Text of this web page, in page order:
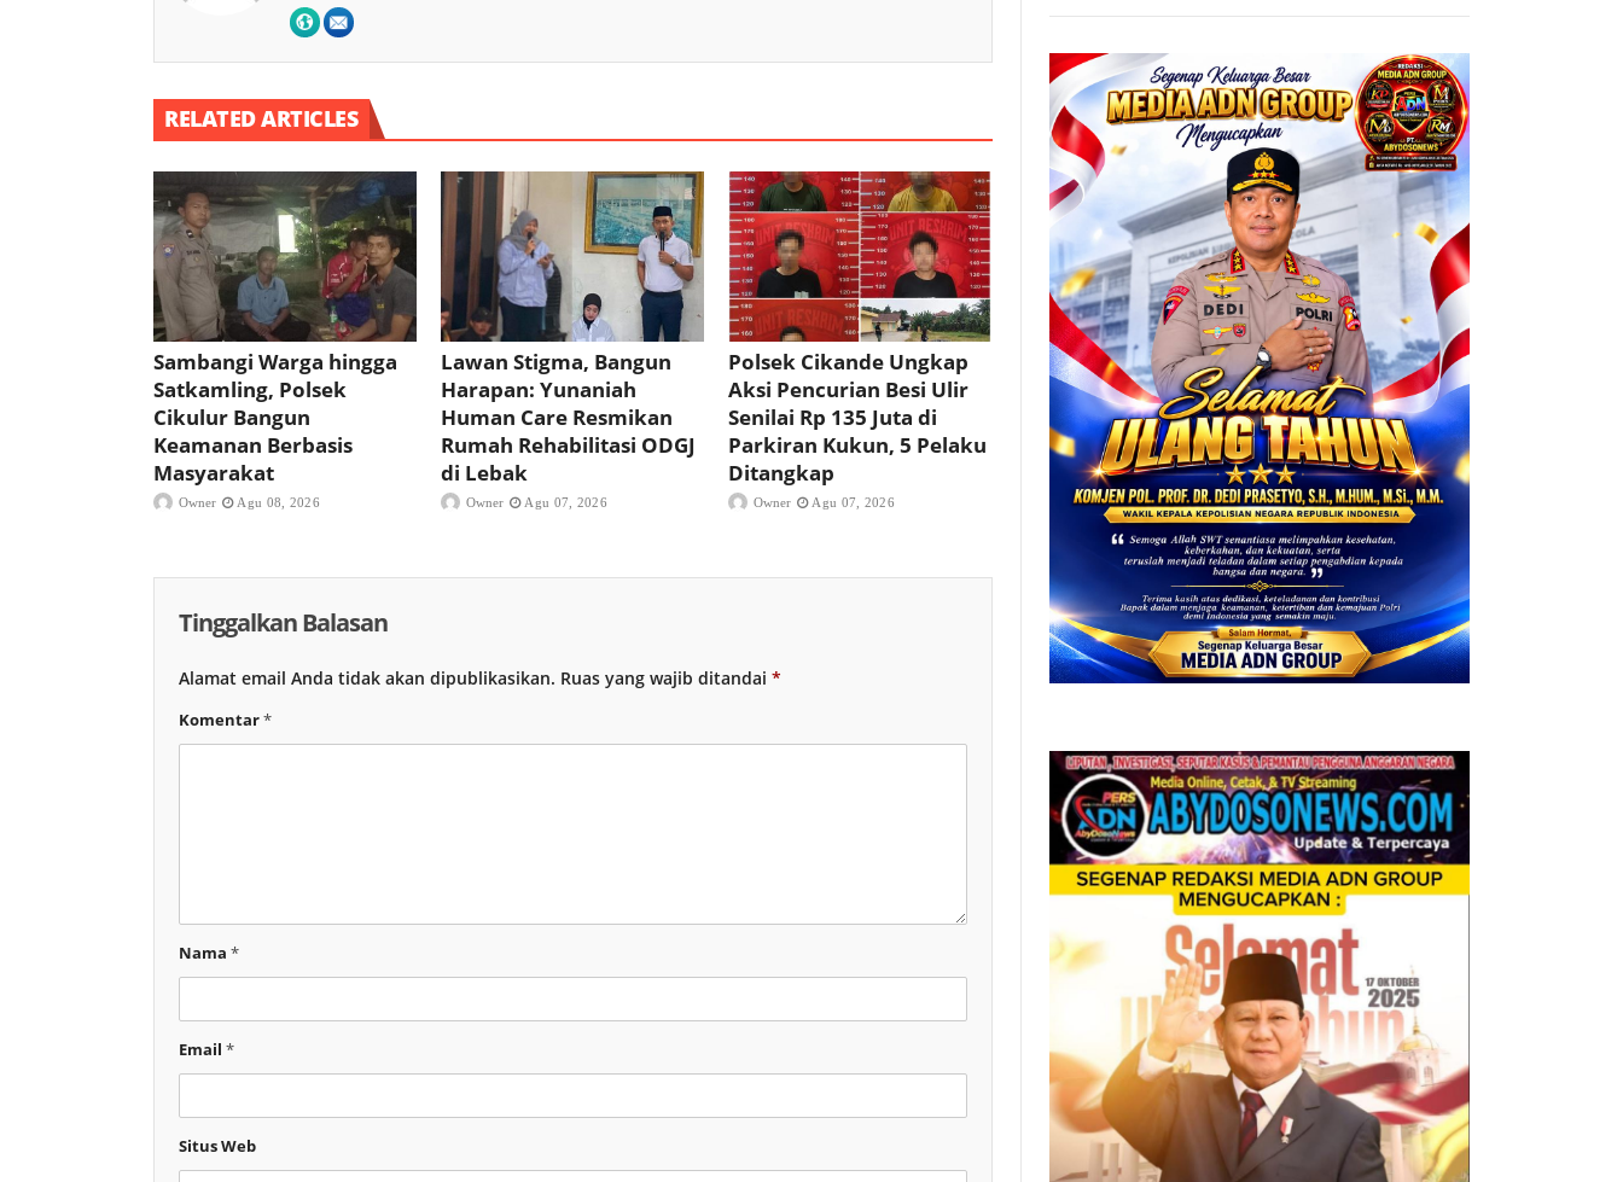
RELATED ARTICLES
Sambangi Warga hingga
Satkamling, Polsek
Cikulur Bangun
Keamanan Berbasis
Masyarakat
Owner Agu 08, 2026
Lawan Stigma, Bangun
Harapan: Yunaniah
Human Care Resmikan
Rumah Rehabilitasi ODGJ
di Lebak
Owner Agu 07, 2026
Polsek Cikande Ungkap
Aksi Pencurian Besi Ulir
Senilai Rp 135 Juta di
Parkiran Kukun, 5 Pelaku
Ditangkap
Owner Agu 07, 2026
Tinggalkan Balasan
Alamat email Anda tidak akan dipublikasikan. Ruas yang wajib ditandai *
Komentar*
Nama *
Email *
Situs Web